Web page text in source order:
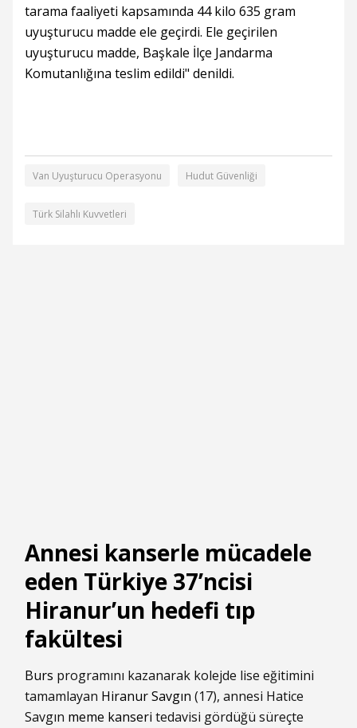
tarama faaliyeti kapsamında 44 kilo 635 gram
uyuşturucu madde ele geçirdi. Ele geçirilen
uyuşturucu madde, Başkale İlçe Jandarma
Komutanlığına teslim edildi" denildi.
Van Uyuşturucu Operasyonu Hudut Güvenliği
Türk Silahlı Kuvvetleri
Annesi kanserle mücadele
eden Türkiye 37’ncisi
Hiranur’un hedefi tıp
fakültesi
Burs programını kazanarak kolejde lise eğitimini
tamamlayan Hiranur Savgın (17), annesi Hatice
Savgın meme kanseri tedavisi gördüğü süreçte